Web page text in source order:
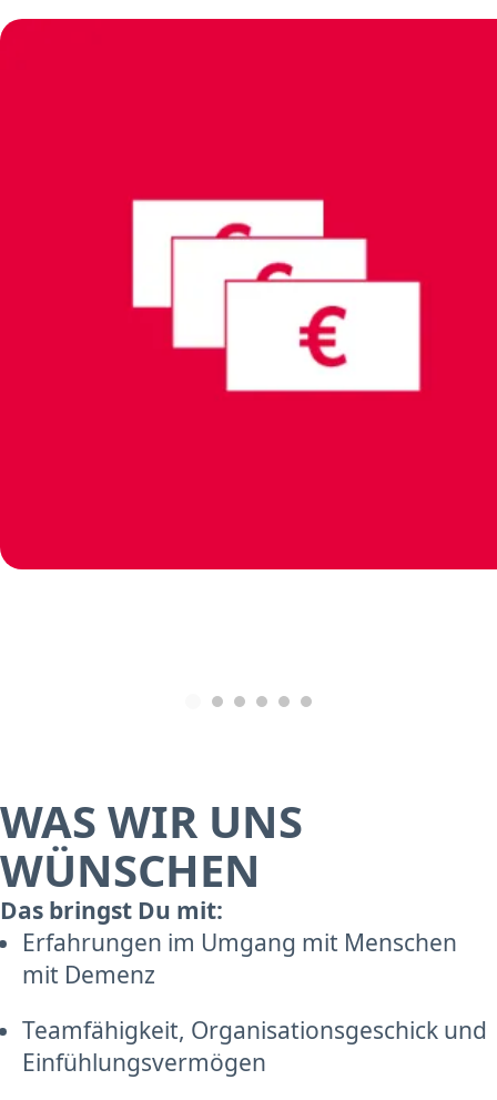
WAS WIR UNS
WÜNSCHEN
Das bringst Du mit:
Erfahrungen im Umgang mit Menschen
mit Demenz
Teamfähigkeit, Organisationsgeschick und
Einfühlungsvermögen